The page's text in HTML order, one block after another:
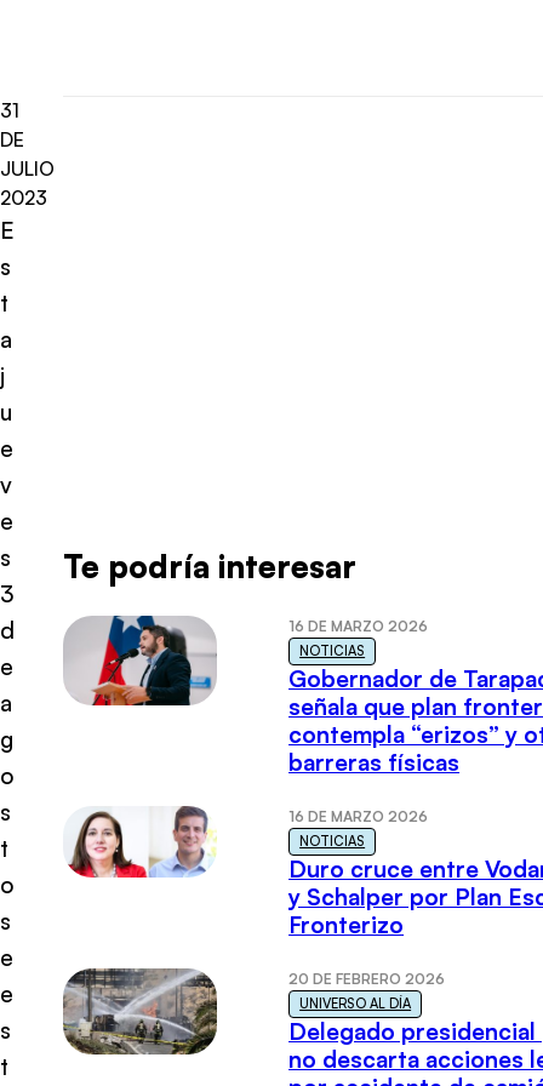
31
DE
JULIO
2023
E
s
t
a
j
u
e
v
e
s
3
d
e
a
g
o
s
t
o
s
e
e
s
t
Te podría interesar
16 DE MARZO 2026
NOTICIAS
Gobernador de
señala que plan
contempla “erizos” y
barreras físicas
16 DE MARZO 2026
NOTICIAS
Duro cruce entre
y Schalper por Plan
Fronterizo
20 DE FEBRERO 2026
UNIVERSO AL DÍA
Delegado presidencial
no descarta acciones